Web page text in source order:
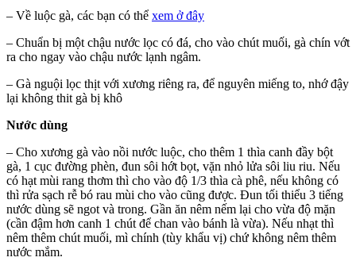
– Về luộc gà, các bạn có thể xem ở đây
– Chuẩn bị một chậu nước lọc có đá, cho vào chút muối, gà chín vớt
ra cho ngay vào chậu nước lạnh ngâm.
– Gà nguội lọc thịt với xương riêng ra, để nguyên miếng to, nhớ đậy
lại không thit gà bị khô
Nước dùng
– Cho xương gà vào nồi nước luộc, cho thêm 1 thìa canh đầy bột
gà, 1 cục đường phèn, đun sôi hớt bọt, vặn nhỏ lửa sôi liu riu. Nếu
có hạt mùi rang thơm thì cho vào độ 1/3 thìa cà phê, nếu không có
thì rửa sạch rễ bó rau mùi cho vào cũng được. Đun tối thiểu 3 tiếng
nước dùng sẽ ngot và trong. Gần ăn nêm nếm lại cho vừa độ mặn
(cần đậm hơn canh 1 chút để chan vào bánh là vừa). Nếu nhạt thì
nêm thêm chút muối, mì chính (tùy khẩu vị) chứ không nêm thêm
nước mắm.